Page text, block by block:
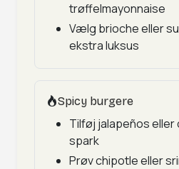
trøffelmayonnaise
Vælg brioche eller
ekstra luksus
Spicy burgere
Tilføj jalapeños
spark
Prøv chipotle eller